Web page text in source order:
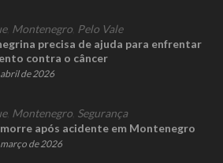
, Montenegro Pelo Vale
precisa de ajuda para enfrentar
contra o câncer
abril de 2026
, Montenegro Segurança
após acidente em Montenegro
de 2026